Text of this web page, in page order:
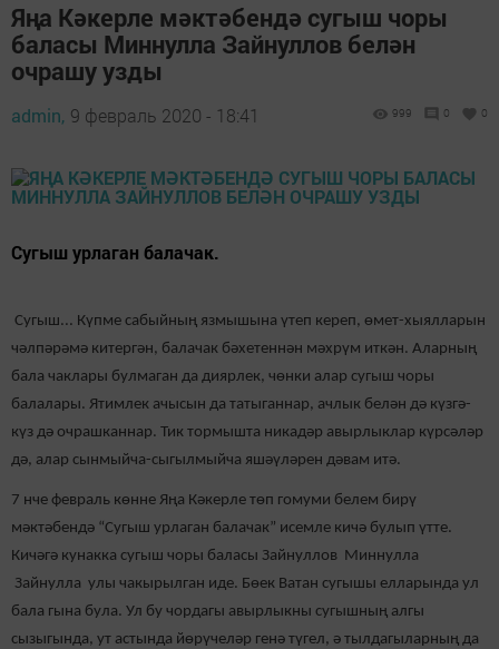
Яңа Кәкерле мәктәбендә сугыш чоры
баласы Миннулла Зайнуллов белән
очрашу узды
admin, 9 февраль 2020 - 18:41 999 0 0
Сугыш урлаган балачак.
Сугыш... Күпме сабыйның язмышына үтеп кереп, өмет-хыялларын
чәлпәрәмә китергән, балачак бәхетеннән мәхрүм иткән. Аларның
бала чаклары булмаган да диярлек, чөнки алар сугыш чоры
балалары. Ятимлек ачысын да татыганнар, ачлык белән дә күзгә-
күз дә очрашканнар. Тик тормышта никадәр авырлыклар күрсәләр
дә, алар сынмыйча-сыгылмыйча яшәүләрен дәвам итә.
7 нче февраль көнне Яңа Кәкерле төп гомуми белем бирү
мәктәбендә “Сугыш урлаган балачак” исемле кичә булып үтте.
Кичәгә кунакка сугыш чоры баласы Зайнуллов Миннулла
Зайнулла улы чакырылган иде. Бөек Ватан сугышы елларында ул
бала гына була. Ул бу чордагы авырлыкны сугышның алгы
сызыгында, ут астында йөрүчеләр генә түгел, ә тылдагыларның да